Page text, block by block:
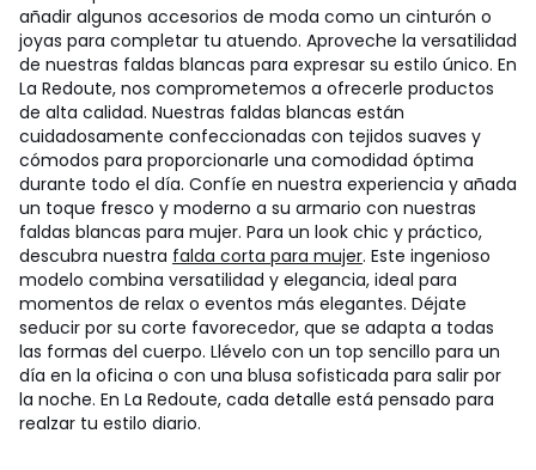
añadir algunos accesorios de moda como un cinturón o
joyas para completar tu atuendo. Aproveche la versatilidad
de nuestras faldas blancas para expresar su estilo único. En
La Redoute, nos comprometemos a ofrecerle productos
de alta calidad. Nuestras faldas blancas están
cuidadosamente confeccionadas con tejidos suaves y
cómodos para proporcionarle una comodidad óptima
durante todo el día. Confíe en nuestra experiencia y añada
un toque fresco y moderno a su armario con nuestras
faldas blancas para mujer. Para un look chic y práctico,
descubra nuestra falda corta para mujer. Este ingenioso
modelo combina versatilidad y elegancia, ideal para
momentos de relax o eventos más elegantes. Déjate
seducir por su corte favorecedor, que se adapta a todas
las formas del cuerpo. Llévelo con un top sencillo para un
día en la oficina o con una blusa sofisticada para salir por
la noche. En La Redoute, cada detalle está pensado para
realzar tu estilo diario.